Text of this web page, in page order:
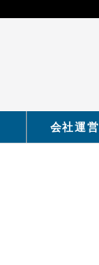
会社運営